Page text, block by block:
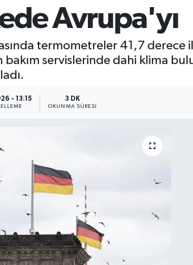
Avrupa'yı
termometreler 41,7 derece
servislerinde dahi klima
- 13:15 3 DK
OKUNMA SÜRESI